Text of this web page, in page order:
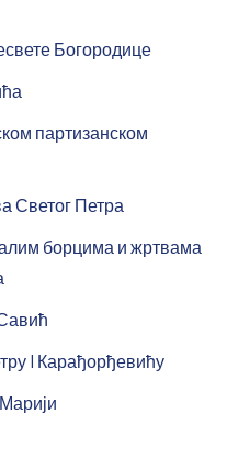
Богородице
партизанском
Светог Петра
борцима и жртвама
I Карађорђевићу